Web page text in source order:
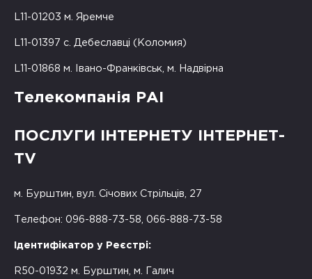
L11-01203 м. Яремче
L11-01397 с. Дебеславці (Коломия)
L11-01868 м. Івано-Франківськ, м. Надвірна
Телекомпанія РАІ
ПОСЛУГИ ІНТЕРНЕТУ ІНТЕРНЕТ-
TV
м. Бурштин, вул. Січових Стрільців, 27
Телефон: 096-888-73-58, 066-888-73-58
Ідентифікатор у Реєстрі:
R50-01932 м. Бурштин, м. Галич